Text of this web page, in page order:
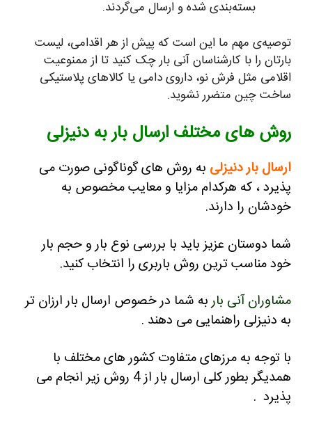
بسته‌بندی شده و ارسال می‌گردند.
توصیه‌ی مهم ما این است که پیش از هر اقدامی، لیست
بارتان را با کارشناسان آنی بار چک کنید تا از ممنوعیت
اقلامی مثل فرش نو، داروی دامی یا کالاهای پلاستیکی
ساخت چین متضرر نشوید.
روش های مختلف ارسال بار به دنیزلی
ارسال بار دنیزلی به روش های گوناگونی صورت می
پذیرد ، که هرکدام مزایا و معایب مخصوص به
خودشان را دارند.
شما دوستان عزیز باید با بررسی نوع بار و حجم بار
خود مناسب ترین روش باربری را انتخاب کنید.
مشاوران آنی باربه شما در خصوص ارسال بار ارزان تر
به دنیزلی راهنمایی می دهند .
با توجه به مرزهای متفاوت کشور های مختلف با
همدیگر بطور کلی ارسال بار از 4 روش زیر انجام می
پذیرد .